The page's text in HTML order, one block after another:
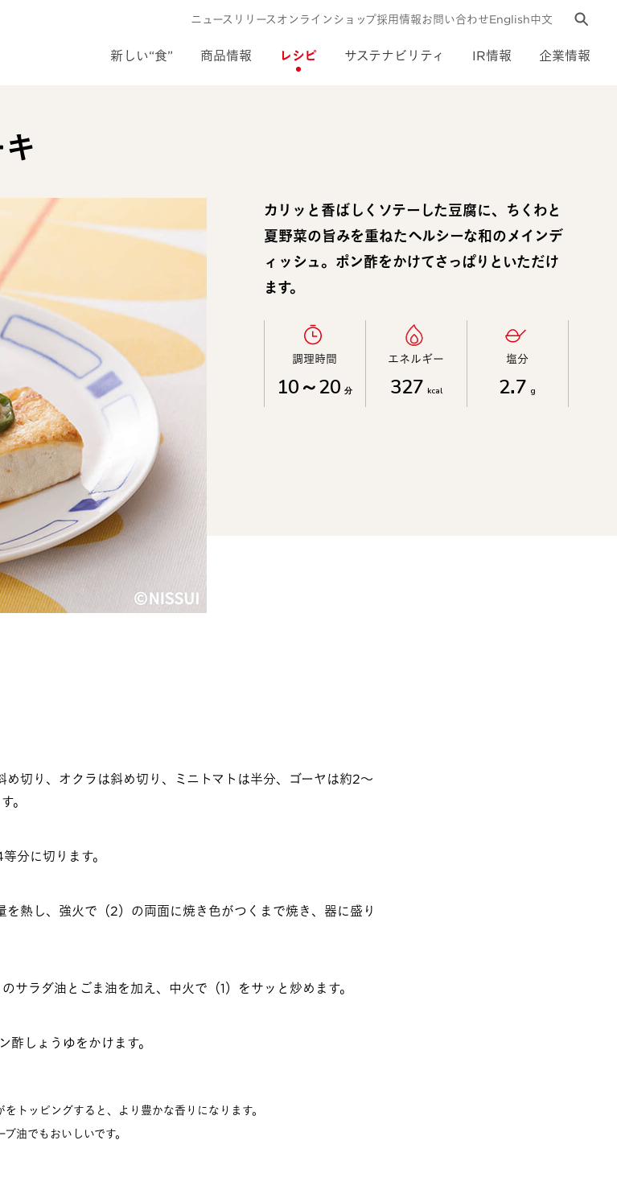
新しい“食” 商品情報 レシピ サステナビリティ IR情報 企業情報
ニュースリリースオンラインショップ採用情報お問い合わせEnglish中文
カリッと香ばしくソテーした豆腐に、ちくわと
夏野菜の旨みを重ねたヘルシーな和のメインデ
ィッシュ。ポン酢をかけてさっぱりといただけ
ます。
調理時間​
10～20 分
エネルギー​
327 kcal
塩分​
2.7 g
め切り、オクラは斜め切り、ミニトマトは半分、ゴーヤは約2～
。
分に切ります。
を熱し、強火で（2）の両面に焼き色がつくまで焼き、器に盛り
サラダ油とごま油を加え、中火で（1）をサッと炒めます。
酢しょうゆをかけます。
トッピングすると、より豊かな香りになります。
油でもおいしいです。